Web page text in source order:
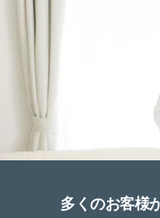
多くのお客様